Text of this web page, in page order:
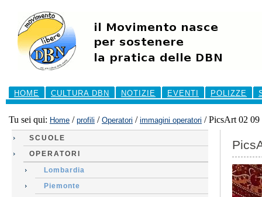
contenuti.
navigazione
Sezioni
HOME
CULTURA DBN NOTIZIE EVENTI POLIZZE
Tu sei qui: Home / profili / Operatori / immagini operatori /PicsArt 02 09
SCUOLE
OPERATORI
Lombardia
Piemonte